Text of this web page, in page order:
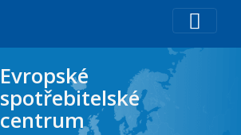
Evropské
spotřebitelské
centrum